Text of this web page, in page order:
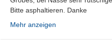
Bitte asphaltieren. Danke
Mehr anzeigen